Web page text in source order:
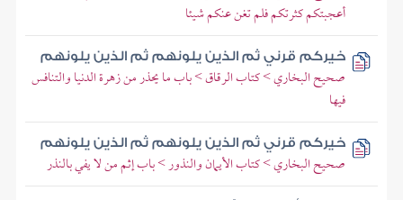
أعجبتكم كثرتكم فلم تغن عنكم شيئا
خيركم قرني ثم الذين يلونهم ثم الذين يلونهم
صحيح البخاري > كتاب الرقاق > باب ما يحذر من زهرة الدنيا والتنافس
فيها
خيركم قرني ثم الذين يلونهم ثم الذين يلونهم
صحيح البخاري > كتاب الأيمان والنذور > باب إثم من لا يفي بالنذر